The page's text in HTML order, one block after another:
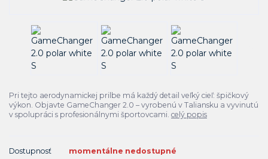
Pri tejto aerodynamickej prilbe má každý detail veľký cieľ: špičkový
výkon. Objavte GameChanger 2.0 – vyrobenú v Taliansku a vyvinutú
v spolupráci s profesionálnymi športovcami. celý popis
Dostupnosť
momentálne nedostupné